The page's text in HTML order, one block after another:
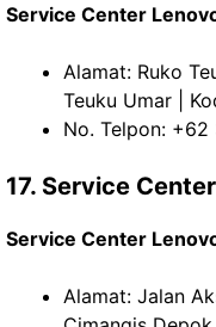
Service Center
Alamat: Ruko
Teuku Umar |
No. Telpon:
17. Service
Service Center
Alamat: Jalan